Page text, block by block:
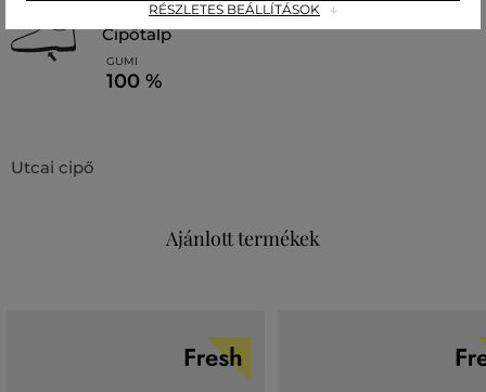
cipőtalp
GUMI
100 %
Utcai cipő
Ajánlott termékek
RÉSZLETES BEÁLLÍTÁSOK